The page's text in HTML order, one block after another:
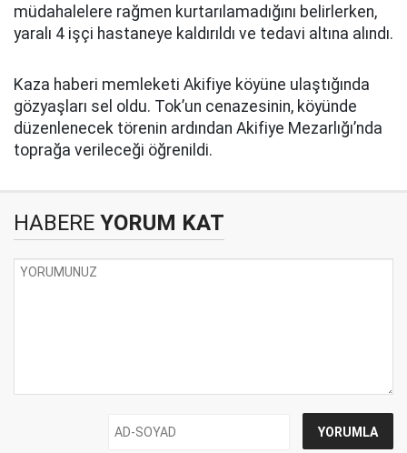
müdahalelere rağmen kurtarılamadığını belirlerken,
yaralı 4 işçi hastaneye kaldırıldı ve tedavi altına alındı.
Kaza haberi memleketi Akifiye köyüne ulaştığında
gözyaşları sel oldu. Tok’un cenazesinin, köyünde
düzenlenecek törenin ardından Akifiye Mezarlığı’nda
toprağa verileceği öğrenildi.
HABERE YORUM KAT